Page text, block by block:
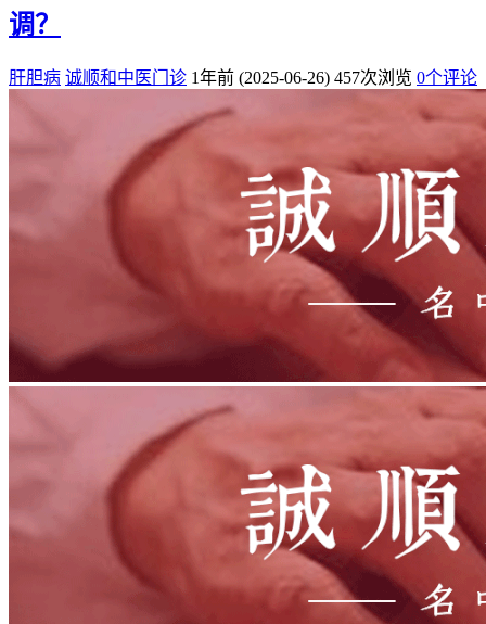
调？
肝胆病 诚顺和中医门诊 1年前 (2025-06-26) 457次浏览 0个评论